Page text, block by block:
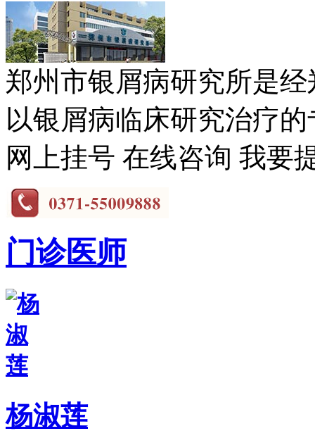
郑州市银屑病研究所是
以银屑病临床研究治疗
网上挂号 在线咨询 我要
门诊医师
杨淑莲